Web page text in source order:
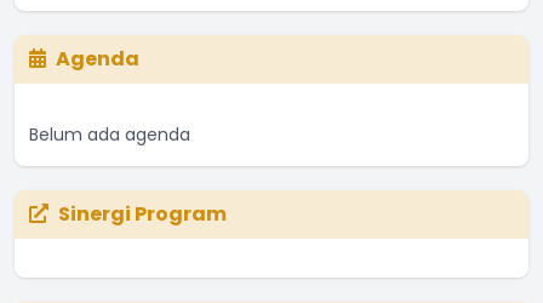
Agenda
Belum ada agenda
Sinergi Program